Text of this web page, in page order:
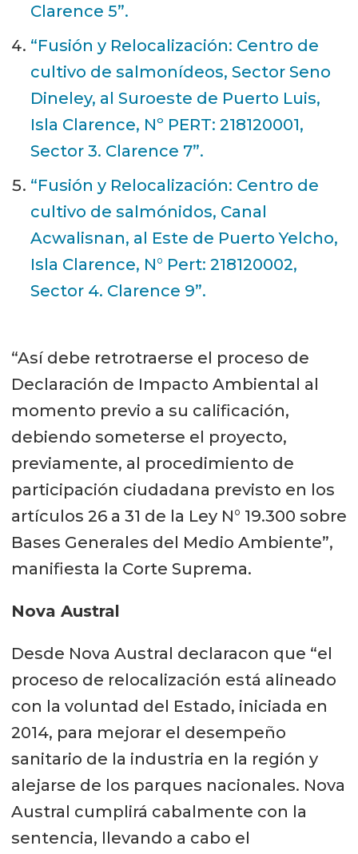
Clarence 5”.
“Fusión y Relocalización: Centro de
cultivo de salmonídeos, Sector Seno
Dineley, al Suroeste de Puerto Luis,
Isla Clarence, Nº PERT: 218120001,
Sector 3. Clarence 7”.
“Fusión y Relocalización: Centro de
cultivo de salmónidos, Canal
Acwalisnan, al Este de Puerto Yelcho,
Isla Clarence, N° Pert: 218120002,
Sector 4. Clarence 9”.
“Así debe retrotraerse el proceso de
Declaración de Impacto Ambiental al
momento previo a su calificación,
debiendo someterse el proyecto,
previamente, al procedimiento de
participación ciudadana previsto en los
artículos 26 a 31 de la Ley N° 19.300 sobre
Bases Generales del Medio Ambiente”,
manifiesta la Corte Suprema.
Nova Austral
Desde Nova Austral declaracon que “el
proceso de relocalización está alineado
con la voluntad del Estado, iniciada en
2014, para mejorar el desempeño
sanitario de la industria en la región y
alejarse de los parques nacionales. Nova
Austral cumplirá cabalmente con la
sentencia, llevando a cabo el